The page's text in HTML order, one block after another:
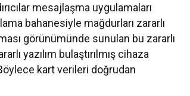
mesajlaşma uygulamaları
bahanesiyle mağdurları zararlı
görünümünde sunulan bu zararlı
yazılım bulaştırılmış cihaza
kart verileri doğrudan